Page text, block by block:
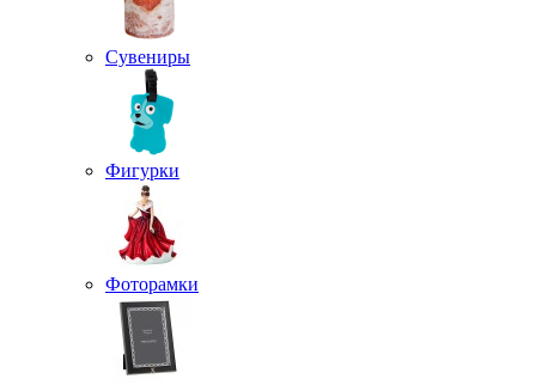
Сувениры
Фигурки
Фоторамки